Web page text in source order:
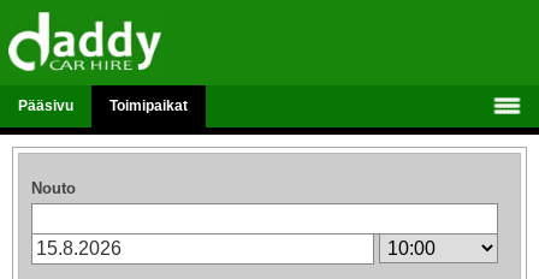
Pääsivu Toimipaikat
Nouto